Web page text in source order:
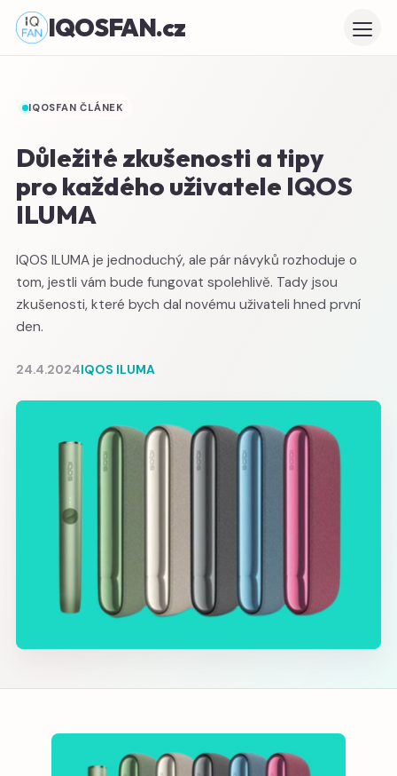
IQOSFAN.cz
IQOSFAN ČLÁNEK
Důležité zkušenosti a tipy
pro každého uživatele IQOS
ILUMA
IQOS ILUMA je jednoduchý, ale pár návyků rozhoduje o
tom, jestli vám bude fungovat spolehlivě. Tady jsou
zkušenosti, které bych dal novému uživateli hned první
den.
24.4.2024IQOS ILUMA